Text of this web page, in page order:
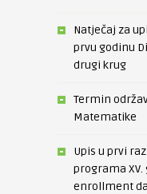
Natječaj za
prvu godinu
drugi krug
Termin
Matematike
Upis u prvi
programa
enrollment